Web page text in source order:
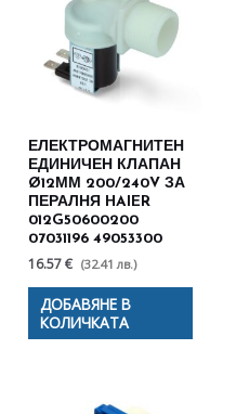
ЕЛЕКТРОМАГНИТЕН
ЕДИНИЧЕН КЛАПАН
Ø12ММ 200/240V ЗА
ПЕРАЛНЯ HAIER
012G50600200
07031196 49053300
16.57 € (32.41 лв.)
ДОБАВЯНЕ В
КОЛИЧКАТА